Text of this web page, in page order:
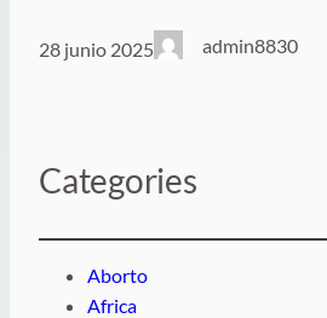
28 junio 2025 admin8830
Categories
Aborto
Africa